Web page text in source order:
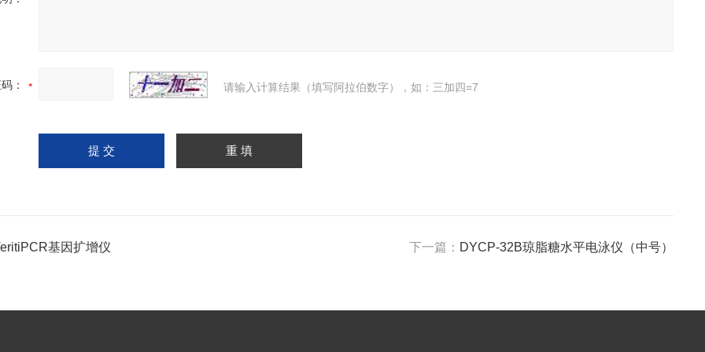
： 请输入计算结果（填写阿拉伯数字），如：三加四=7
基因扩增仪 下一篇： DYCP-32B琼脂糖水平电泳仪（中号）